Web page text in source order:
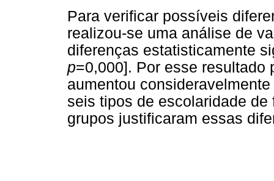
Para verificar possíveis
realizou-se uma análise de
diferenças estatisticamente
p=0,000]. Por esse resultado
aumentou
seis tipos de escolaridade
grupos justificaram essas